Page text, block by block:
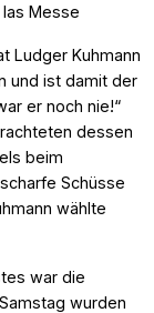
Messe
Ludger Kuhmann
und ist damit der
er noch nie!“
dessen
beim
Schüsse
wählte
war die
wurden